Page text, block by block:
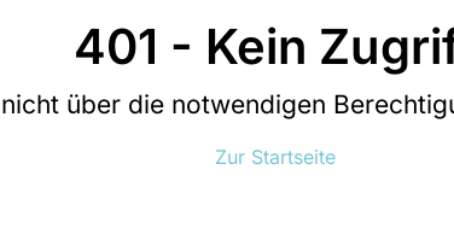
401 - Kein
über die notwendigen
Zur Startseite